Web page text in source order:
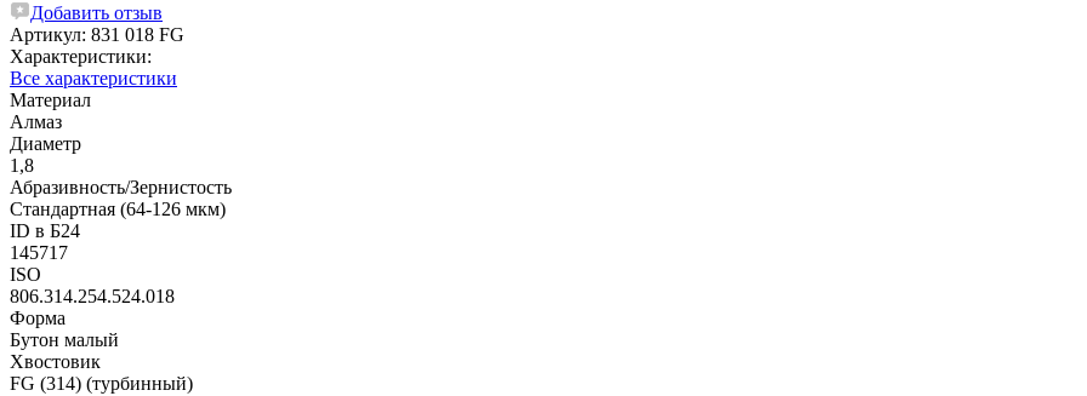
Добавить отзыв
Артикул: 831 018 FG
Характеристики:
Все характеристики
Материал
Алмаз
Диаметр
1,8
Абразивность/Зернистость
Стандартная (64-126 мкм)
ID в Б24
145717
ISO
806.314.254.524.018
Форма
Бутон малый
Хвостовик
FG (314) (турбинный)